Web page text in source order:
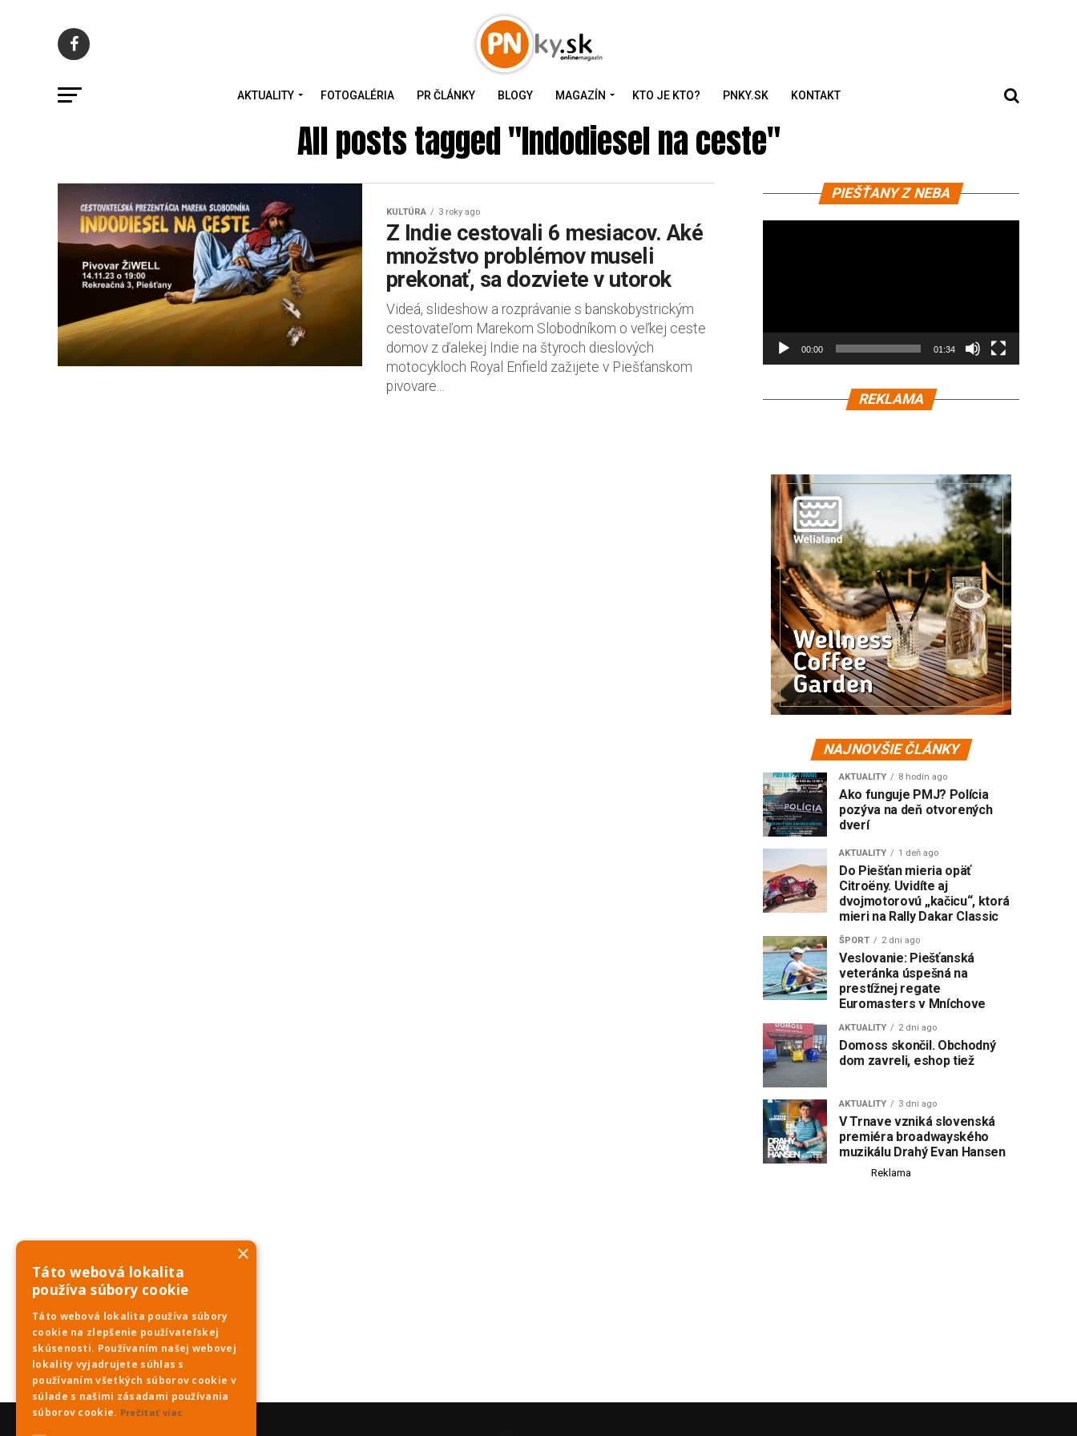
AKTUALITY FOTOGALÉRIA PR ČLÁNKY BLOGY MAGAZÍN KTO JE KTO? PNKY.SK KONTAKT
All posts tagged "Indodiesel na ceste"
KULTÚRA 3 roky ago
Z Indie cestovali 6 mesiacov. Aké
množstvo problémov museli
prekonať, sa dozviete v utorok
Videá, slideshow a rozprávanie s banskobystrickým
cestovateľom Marekom Slobodníkom o veľkej ceste
domov z ďalekej Indie na štyroch dieslových
motocykloch Royal Enfield zažijete v Piešťanskom
pivovare...
PIEŠŤANY Z NEBA
prehrávač
00:00 01:34
REKLAMA
NAJNOVŠIE ČLÁNKY
AKTUALITY 8 hodín ago
Ako funguje PMJ? Polícia
pozýva na deň otvorených
dverí
AKTUALITY 1 deň ago
Do Piešťan mieria opäť
Citroëny. Uvidíte aj
dvojmotorovú „kačicu“, ktorá
mieri na Rally Dakar Classic
ŠPORT 2 dni ago
Veslovanie: Piešťanská
veteránka úspešná na
prestížnej regate
Euromasters v Mníchove
AKTUALITY 2 dni ago
Domoss skončil. Obchodný
dom zavreli, eshop tiež
AKTUALITY 3 dni ago
V Trnave vzniká slovenská
premiéra broadwayského
muzikálu Drahý Evan Hansen
Reklama
×
Táto webová lokalita
používa súbory cookie
Táto webová lokalita používa súbory
cookie na zlepšenie používateľskej
skúsenosti. Používaním našej webovej
lokality vyjadrujete súhlas s
používaním všetkých súborov cookie v
súlade s našimi zásadami používania
súborov cookie. Prečítať viac